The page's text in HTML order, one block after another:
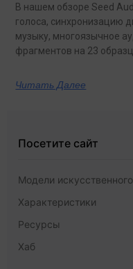
В нашем обзоре Seed
голоса, синхронизацию
музыку, многоязычное
фрагментов на 23
Читать Далее
Посетите сайт
Модели
Характеристики
Ресурсы
Хаб